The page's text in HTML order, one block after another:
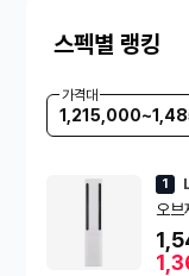
스펙별 랭킹
가격대
1
오
(일
동일]